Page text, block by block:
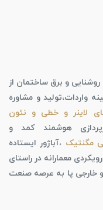
در زمینه روشنایی و برق ساختمان از
واردات،تولید و مشاوره
لاینر و خطی و نئون
هوشمند کمد و
مگنتیک ،آباژور ایستاده
معمارانه در راستای
خارجی پا به عرصه صنعت